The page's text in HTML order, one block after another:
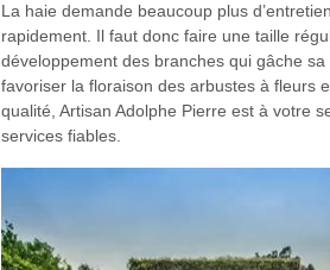
La haie demande beaucoup plus
rapidement. Il faut donc faire une taille
développement des branches qui gâche
favoriser la floraison des arbustes à fleurs
qualité, Artisan Adolphe Pierre est à votre
services fiables.